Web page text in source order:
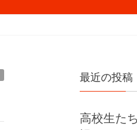
最近の投稿
高校生た